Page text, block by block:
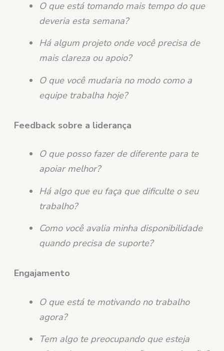
O que está tomando mais tempo do que
deveria esta semana?
Há algum projeto onde você precisa de
mais clareza ou apoio?
O que você mudaria no modo como a
equipe trabalha hoje?
Feedback sobre a liderança
O que posso fazer de diferente para te
apoiar melhor?
Há algo que eu faça que dificulte o seu
trabalho?
Como você avalia minha disponibilidade
quando precisa de suporte?
Engajamento
O que está te motivando no trabalho
agora?
Tem algo te preocupando que esteja